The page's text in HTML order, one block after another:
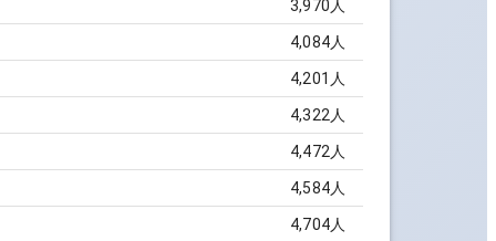
3,970 人
4,084人
4,201 人
4,322 人
4,472 人
4,584人
4,704人